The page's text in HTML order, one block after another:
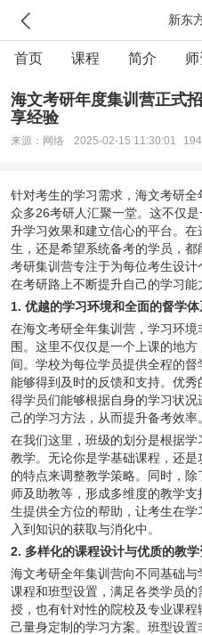
新东
首页 课程 简介 师
海文考研年度集训营正式
享经验
来源：网络 2025-02-15 11:30:01
针对考生的学习需求， 海文考研全
众多26考研人汇聚一堂。这不仅
升学习效果和建立信心的平台。
生，还是希望系统备考的学员，
考研集训营专注于为每位考生设
在考研路上不断提升自己的学习能
1. 优越的学习环境和全面的督学体
在海文考研全年集训营，学习环
围。这里不仅仅是一个上课的地
间。学校为每位学员提供全程的
能够得到及时的反馈和支持。优
得学员们能够根据自身的学习状
己的学习方法，从而提升备考效率。
在我们这里，班级的划分是根据
教学。无论你是学基础课程，还
的特点来调整教学策略。同时，
师及助教等，形成多维度的教学
生提供全方位的帮助，让考生在
入到知识的获取与消化中。
2. 多样化的课程设计与优质的教学
海文考研全年集训营向不同基础
课程和班型设置，满足各类学员
授，也有针对性的院校及专业课
己量身定制的学习方案。班型设